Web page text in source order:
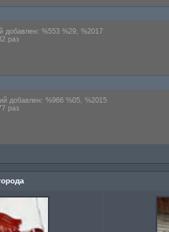
добавлен: %553 %29, %2017
раз
добавлен: %966 %05, %2015
раз